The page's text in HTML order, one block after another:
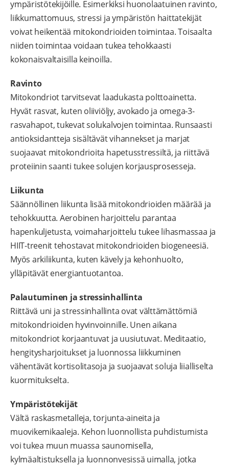
ympäristötekijöille. Esimerkiksi huonolaatuinen ravinto,
liikkumattomuus, stressi ja ympäristön haittatekijät
voivat heikentää mitokondrioiden toimintaa. Toisaalta
niiden toimintaa voidaan tukea tehokkaasti
kokonaisvaltaisilla keinoilla.
Ravinto
Mitokondriot tarvitsevat laadukasta polttoainetta.
Hyvät rasvat, kuten oliiviöljy, avokado ja omega-3-
rasvahapot, tukevat solukalvojen toimintaa. Runsaasti
antioksidantteja sisältävät vihannekset ja marjat
suojaavat mitokondrioita hapetusstressiltä, ja riittävä
proteiinin saanti tukee solujen korjausprosesseja.
Liikunta
Säännöllinen liikunta lisää mitokondrioiden määrää ja
tehokkuutta. Aerobinen harjoittelu parantaa
hapenkuljetusta, voimaharjoittelu tukee lihasmassaa ja
HIIT-treenit tehostavat mitokondrioiden biogeneesiä.
Myös arkiliikunta, kuten kävely ja kehonhuolto,
ylläpitävät energiantuotantoa.
Palautuminen ja stressinhallinta
Riittävä uni ja stressinhallinta ovat välttämättömiä
mitokondrioiden hyvinvoinnille. Unen aikana
mitokondriot korjaantuvat ja uusiutuvat. Meditaatio,
hengitysharjoitukset ja luonnossa liikkuminen
vähentävät kortisolitasoja ja suojaavat soluja liialliselta
kuormitukselta.
Ympäristötekijät
Vältä raskasmetalleja, torjunta-aineita ja
muovikemikaaleja. Kehon luonnollista puhdistumista
voi tukea muun muassa saunomisella,
kylmäaltistuksella ja luonnonvesissä uimalla, jotka